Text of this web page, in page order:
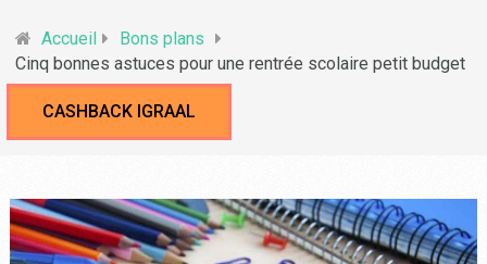
Accueil
Bons plans
Cinq bonnes astuces pour une rentrée scolaire petit budget
CASHBACK IGRAAL